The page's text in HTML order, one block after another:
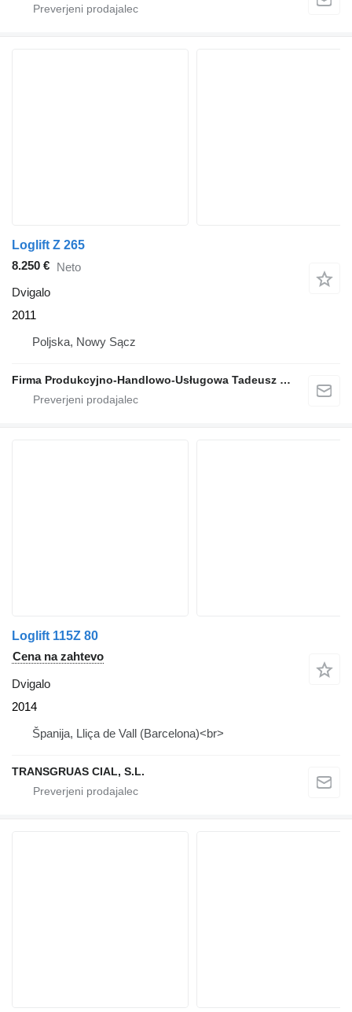
Loglift Z 265
8.250 € Neto
Dvigalo
2011
Poljska, Nowy Sącz
Firma Produkcyjno-Handlowo-Usługowa Tadeusz Bieniek
Loglift 115Z 80
Cena na zahtevo
Dvigalo
2014
Španija, Lliça de Vall (Barcelona)<br>
TRANSGRUAS CIAL, S.L.